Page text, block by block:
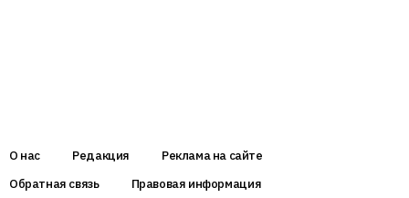
О нас Редакция
Реклама на сайте
Обратная связь
Правовая информация